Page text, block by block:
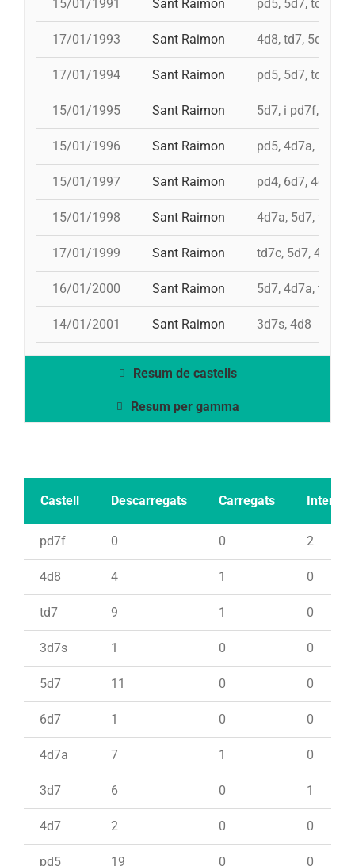
15/01/1991 Sant Raimon pd5, 5d7, td7, 4d8
17/01/1993 Sant Raimon 4d8, td7, 5d7,
17/01/1994 Sant Raimon pd5, 5d7, td7, id
15/01/1995 Sant Raimon 5d7, i pd7f, i
15/01/1996 Sant Raimon pd5, 4d7a, 5d7,
15/01/1997 Sant Raimon pd4, 6d7, 4d8,
15/01/1998 Sant Raimon 4d7a, 5d7, td7,
17/01/1999 Sant Raimon td7c, 5d7, 4d7a,
16/01/2000 Sant Raimon 5d7, 4d7a, td7,
14/01/2001 Sant Raimon 3d7s, 4d8
Resum de castells
Resum per gamma
Castell Descarregats Carregats Intents
pd7f 0 0 2
4d8 4 1 0
td7 9 1 0
3d7s 1 0 0
5d7 11 0 0
6d7 1 0 0
4d7a 7 1 0
3d7 6 0 1
4d7 2 0 0
pd5 19 0 0